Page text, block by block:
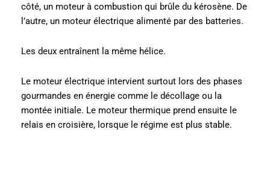
côté, un moteur à combustion qui brûle du kérosène. De
l’autre, un moteur électrique alimenté par des batteries.
Les deux entraînent la même hélice.
Le moteur électrique intervient surtout lors des phases
gourmandes en énergie comme le décollage ou la
montée initiale. Le moteur thermique prend ensuite le
relais en croisière, lorsque le régime est plus stable.